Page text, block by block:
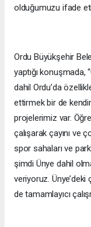
olduğumuzu ifade
Ordu Büyükşehir
yaptığı konuşmada,
dahil Ordu’da
ettirmek bir de
projelerimiz var.
çalışarak çayını ve
spor sahaları ve
şimdi Ünye dahil
veriyoruz. Ünye’deki
de tamamlayıcı